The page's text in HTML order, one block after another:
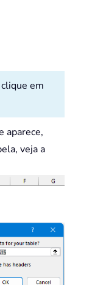
em
aparece,
veja a